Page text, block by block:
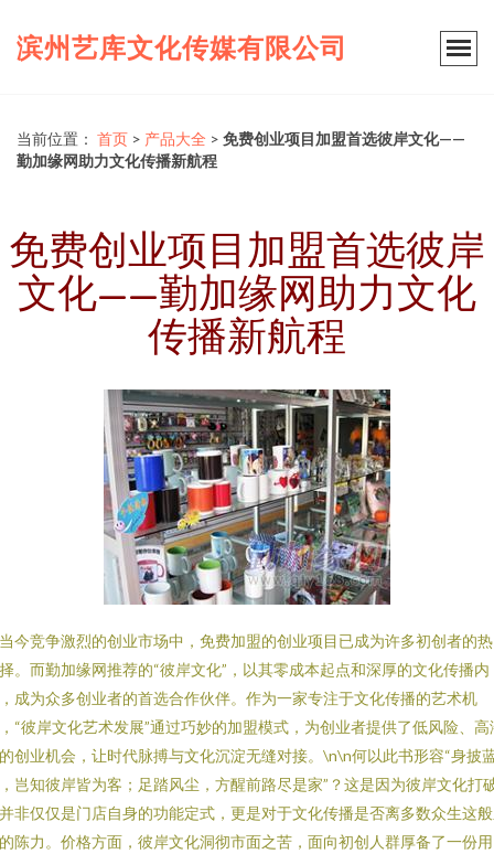
滨州艺库文化传媒有限公司
当前位置： 首页 > 产品大全 > 免费创业项目加盟首选彼岸文化——
勤加缘网助力文化传播新航程
免费创业项目加盟首选彼岸
文化——勤加缘网助力文化
传播新航程
今竞争激烈的创业市场中，免费加盟的创业项目已成为许多初创者的
。而勤加缘网推荐的“彼岸文化”，以其零成本起点和深厚的文化传播内
成为众多创业者的首选合作伙伴。作为一家专注于文化传播的艺术机
“彼岸文化艺术发展”通过巧妙的加盟模式，为创业者提供了低风险、高
创业机会，让时代脉搏与文化沉淀无缝对接。\n\n何以此书形容“身披
岂知彼岸皆为客；足踏风尘，方醒前路尽是家”？这是因为彼岸文化打
非仅仅是门店自身的功能定式，更是对于文化传播是否离多数众生这
陈力。价格方面，彼岸文化洞彻市面之苦，面向初创人群厚备了一份